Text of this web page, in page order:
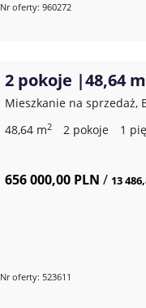
Nr oferty: 960272
2 pokoje |48,64
Mieszkanie na sprzedaż,
48,64 m2 2 pokoje 1
656 000,00 PLN / 13
Nr oferty: 523611